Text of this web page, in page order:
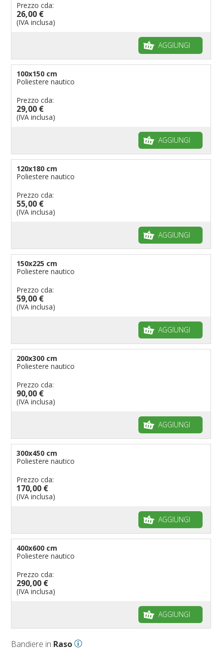
Prezzo cda:
26,00 €
(IVA inclusa)
AGGIUNGI
100x150 cm
Poliestere nautico
Prezzo cda:
29,00 €
(IVA inclusa)
AGGIUNGI
120x180 cm
Poliestere nautico
Prezzo cda:
55,00 €
(IVA inclusa)
AGGIUNGI
150x225 cm
Poliestere nautico
Prezzo cda:
59,00 €
(IVA inclusa)
AGGIUNGI
200x300 cm
Poliestere nautico
Prezzo cda:
90,00 €
(IVA inclusa)
AGGIUNGI
300x450 cm
Poliestere nautico
Prezzo cda:
170,00 €
(IVA inclusa)
AGGIUNGI
400x600 cm
Poliestere nautico
Prezzo cda:
290,00 €
(IVA inclusa)
AGGIUNGI
Bandiere in Raso